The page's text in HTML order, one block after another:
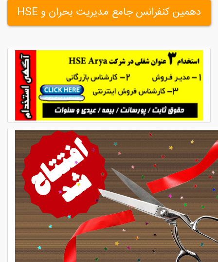
دهمین کنفرانس جامع مدیریت بحران و HSE